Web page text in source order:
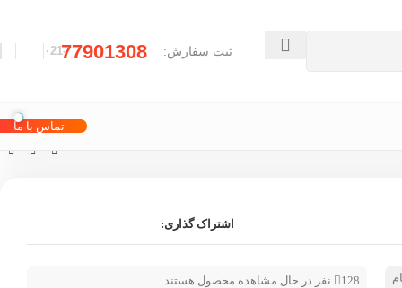
ثبت سفارش: 77901308
-۰21
تماس با ما
اشتراک گذاری:
128 نفر در حال مشاهده محصول هستند